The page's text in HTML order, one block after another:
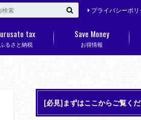
プライバシーポリ
ふるさと納税
tax
お得情報
Save Money
[必見]まずはここからご覧くだ